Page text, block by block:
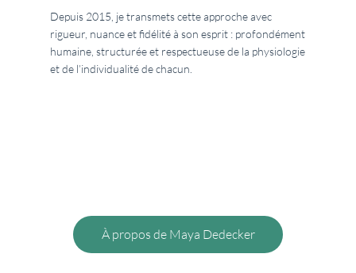
Depuis 2015, je transmets cette approche avec
rigueur, nuance et fidélité à son esprit : profondément
humaine, structurée et respectueuse de la physiologie
et de l’individualité de chacun.
À propos de Maya Dedecker